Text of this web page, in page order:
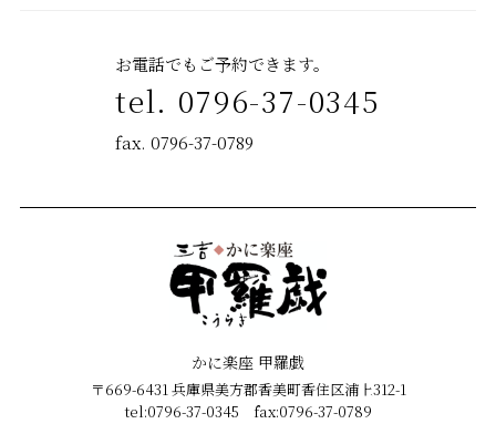
お電話でもご予約できます。
tel. 0796-37-0345
fax. 0796-37-0789
かに楽座 甲羅戯
〒669-6431 兵庫県美方郡香美町香住区浦上312-1
tel:0796-37-0345 fax:0796-37-0789